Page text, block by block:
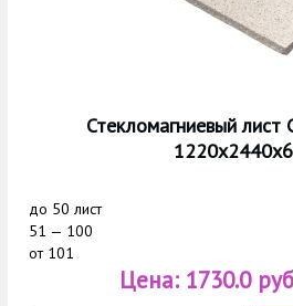
Стекломагниевый лист
до 50 лист
51 — 100
от101
Цена: 1730.0